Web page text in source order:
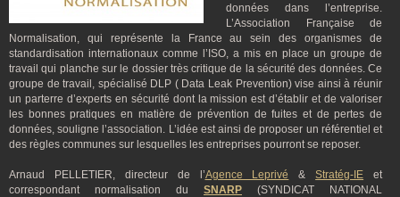
données dans l’entreprise.
L’Association Française de
Normalisation, qui représente la France au sein des organismes de
standardisation internationaux comme l’ISO, a mis en place un groupe de
travail qui planche sur le dossier très critique de la sécurité des données. Ce
groupe de travail, spécialisé DLP ( Data Leak Prevention) vise ainsi à réunir
un parterre d’experts en sécurité dont la mission est d’établir et de valoriser
les bonnes pratiques en matière de prévention de fuites et de pertes de
données, souligne l’association. L’idée est ainsi de proposer un référentiel et
des règles communes sur lesquelles les entreprises pourront se reposer.
Arnaud PELLETIER, directeur de l’Agence Leprivé &Stratég-IE et
correspondant normalisation du SNARP (SYNDICAT NATIONAL